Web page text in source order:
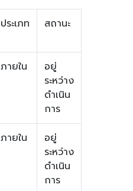
ประเภท สถานะ
ภายใน
อยู่
ระหว่าง
ดำเนิน
การ
ภายใน
อยู่
ระหว่าง
ดำเนิน
การ